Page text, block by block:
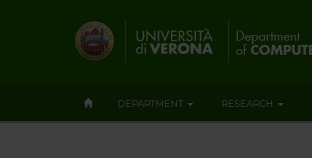
DEPARTMENT RESEARCH